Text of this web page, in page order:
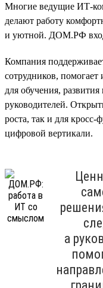
Многие ведущие ИТ-
делают работу
и уютной. ДОМ.РФ
Компания
сотрудников, помогает
для обучения,
руководителей.
роста, так и для
цифровой вертикали.
а